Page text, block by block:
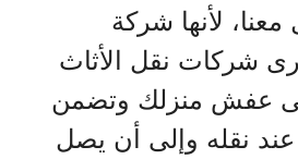
لأنها شركة
شركات نقل الأثاث
عفش منزلك وتضمن
عند نقله وإلى أن يصل